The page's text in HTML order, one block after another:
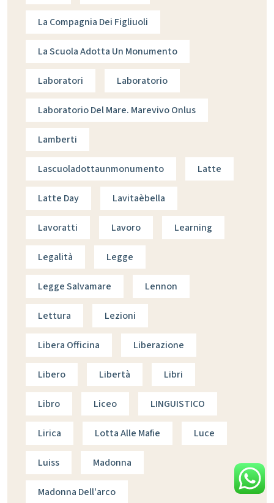
La Compagnia Dei Figliuoli
La Scuola Adotta Un Monumento
Laboratori Laboratorio
Laboratorio Del Mare. Marevivo Onlus
Lamberti
Lascuoladottaunmonumento Latte
Latte Day Lavitaèbella
Lavoratti Lavoro Learning
Legalità Legge
Legge Salvamare Lennon
Lettura Lezioni
Libera Officina Liberazione
Libero Libertà Libri
Libro Liceo LINGUISTICO
Lirica Lotta Alle Mafie Luce
Luiss Madonna
Madonna Dell'arco